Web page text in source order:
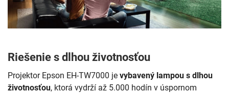
Riešenie s dlhou životnosťou
Projektor Epson EH-TW7000 je vybavený lampou s dlhou
životnosťou, ktorá vydrží až 5.000 hodín v úspornom